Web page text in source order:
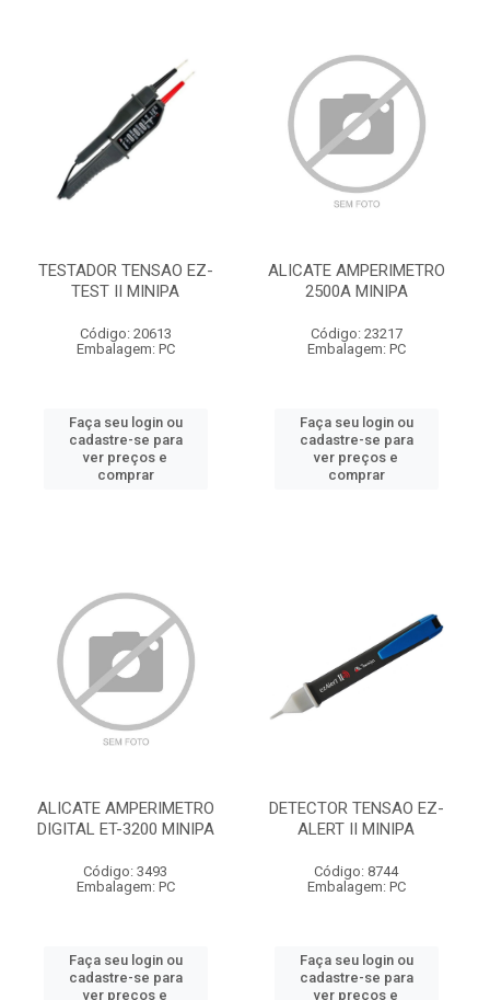
TESTADOR TENSAO EZ-
TEST II MINIPA
Código: 20613
Embalagem: PC
Faça seu login ou
cadastre-se para
ver preços e
comprar
ALICATE AMPERIMETRO
2500A MINIPA
Código: 23217
Embalagem: PC
Faça seu login ou
cadastre-se para
ver preços e
comprar
ALICATE AMPERIMETRO
DIGITAL ET-3200 MINIPA
Código: 3493
Embalagem: PC
Faça seu login ou
cadastre-se para
ver preços e
DETECTOR TENSAO EZ-
ALERT II MINIPA
Código: 8744
Embalagem: PC
Faça seu login ou
cadastre-se para
ver preços e